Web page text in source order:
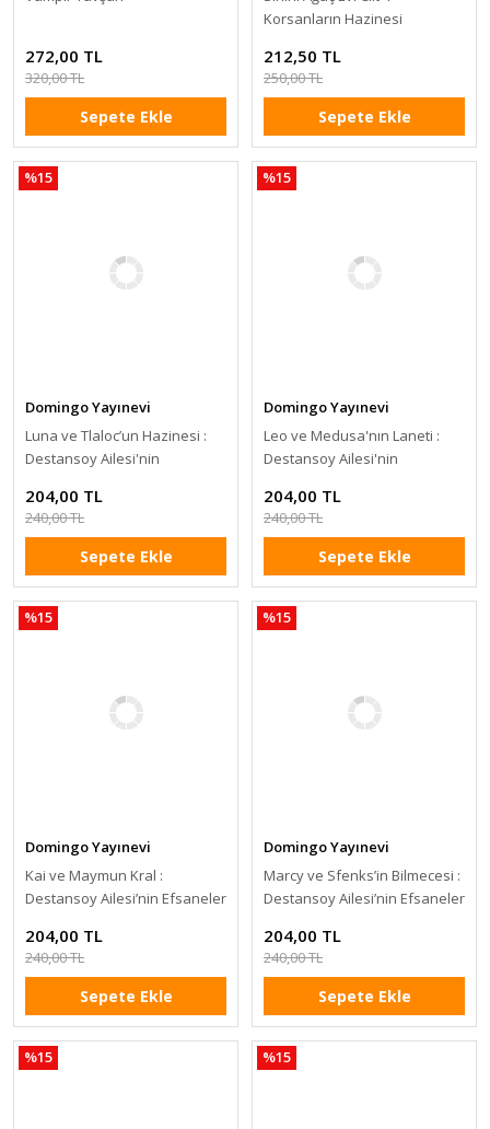
272,00 TL
320,00 TL
Sepete Ekle
Korsanların Hazinesi
212,50 TL
250,00 TL
Sepete Ekle
%15
Domingo Yayınevi
Luna ve Tlaloc’un Hazinesi :
Destansoy Ailesi'nin
204,00 TL
240,00 TL
Sepete Ekle
%15
Domingo Yayınevi
Leo ve Medusa'nın Laneti :
Destansoy Ailesi'nin
204,00 TL
240,00 TL
Sepete Ekle
%15
Domingo Yayınevi
Kai ve Maymun Kral :
Destansoy Ailesi’nin Efsaneler
204,00 TL
240,00 TL
Sepete Ekle
%15
Domingo Yayınevi
Marcy ve Sfenks’in Bilmecesi :
Destansoy Ailesi’nin Efsaneler
204,00 TL
240,00 TL
Sepete Ekle
%15 %15